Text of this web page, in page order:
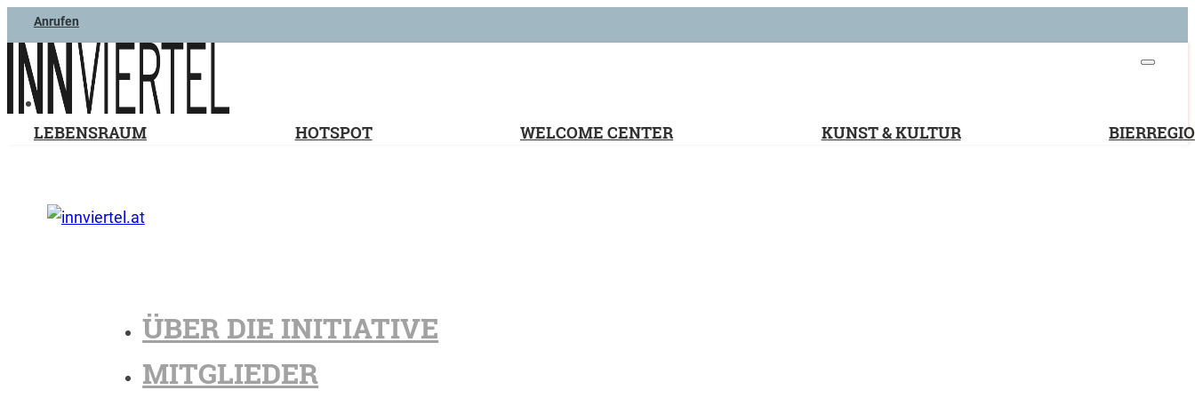
Anrufen
LEBENSRAUM HOTSPOT WELCOME CENTER KUNST & KULTUR
ÜBER DIE INITIATIVE
MITGLIEDER